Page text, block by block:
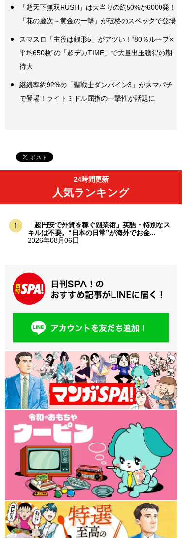
「超天下無双RUSH」は大当りの約50%が6000発！
「花の慶次～黄金の一撃」が破格のスペックで登場
スマスロ「主役は銭形5」がアツい！“80％ループ×
平均650枚”の「超デカTIME」で大量出玉獲得の期
待大
継続率約92%の「聖戦士ダンバイン3」がスマパチ
で登場！ライトミドル屈指の一撃性が話題に
24時間更新
人気ランキング
「超円安で外貨を稼ぐ副業術」英語・特別なス
キルは不要。“日本の日常”が海外でお金...
2026年08月06日